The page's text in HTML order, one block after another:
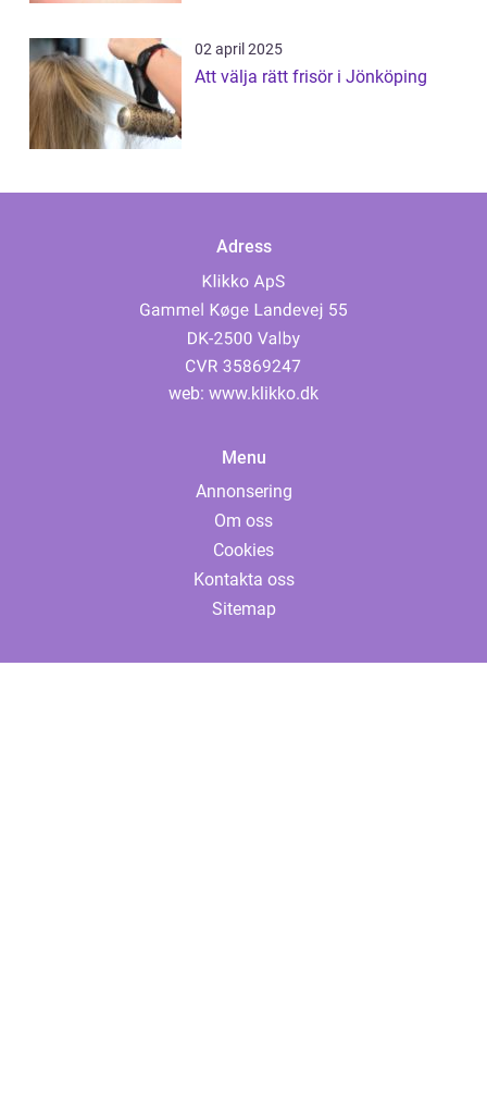
02 april 2025
Att välja rätt frisör i Jönköping
Adress
web: www.klikko.dk
Menu
Annonsering
Om oss
Cookies
Kontakta oss
Sitemap